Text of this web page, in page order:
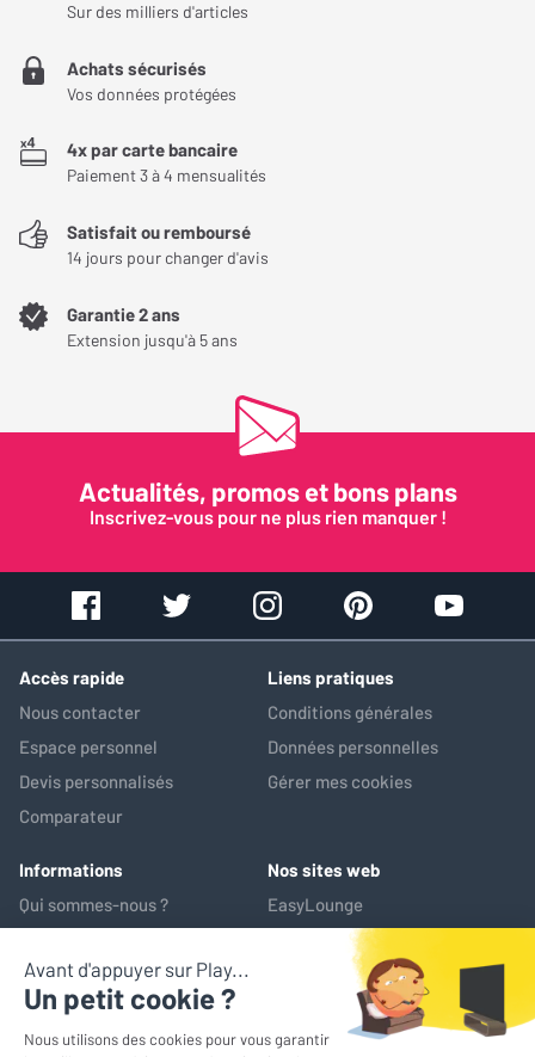
Sur des milliers d'articles
Achats sécurisés
Vos données protégées
4x par carte bancaire
Paiement 3 à 4 mensualités
Satisfait ou remboursé
14 jours pour changer d'avis
Garantie 2 ans
Extension jusqu'à 5 ans
Actualités, promos et bons plans
Inscrivez-vous pour ne plus rien manquer !
Accès rapide
Nous contacter
Espace personnel
Devis personnalisés
Comparateur
Liens pratiques
Conditions générales
Données personnelles
Gérer mes cookies
Informations
Qui sommes-nous ?
Service après-vente
Nos sites web
EasyLounge
*Prix de référence : ce prix correspond au prix le plus bas pratiqué